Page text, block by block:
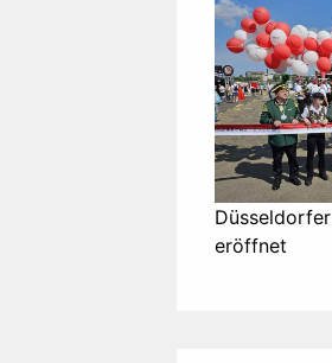
eröffnet